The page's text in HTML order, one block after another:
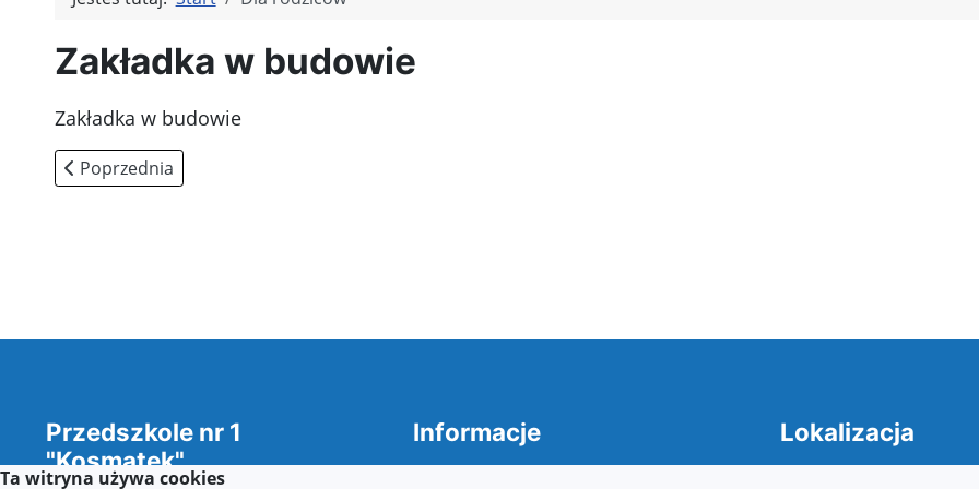
Zakładka w budowie
Zakładka w budowie
Poprzednia strona: Kontakt
Poprzednia
Przedszkole nr 1
"Kosmatek"
Informacje Lokalizacja
Ta witryna używa cookies